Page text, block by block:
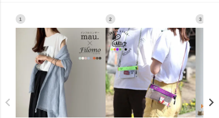
1 2 3